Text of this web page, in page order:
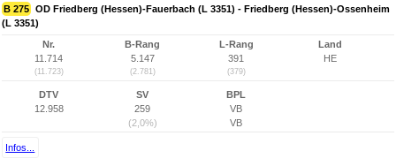
B 275 OD Friedberg (Hessen)-Fauerbach (L 3351) - Friedberg (Hessen)-Ossenheim
(L 3351)
Nr.
11.714
(11.723)
B-Rang
5.147
(2.781)
L-Rang
391
(379)
Land
HE
DTV
12.958
SV
259
(2,0%)
BPL
VB
VB
Infos...